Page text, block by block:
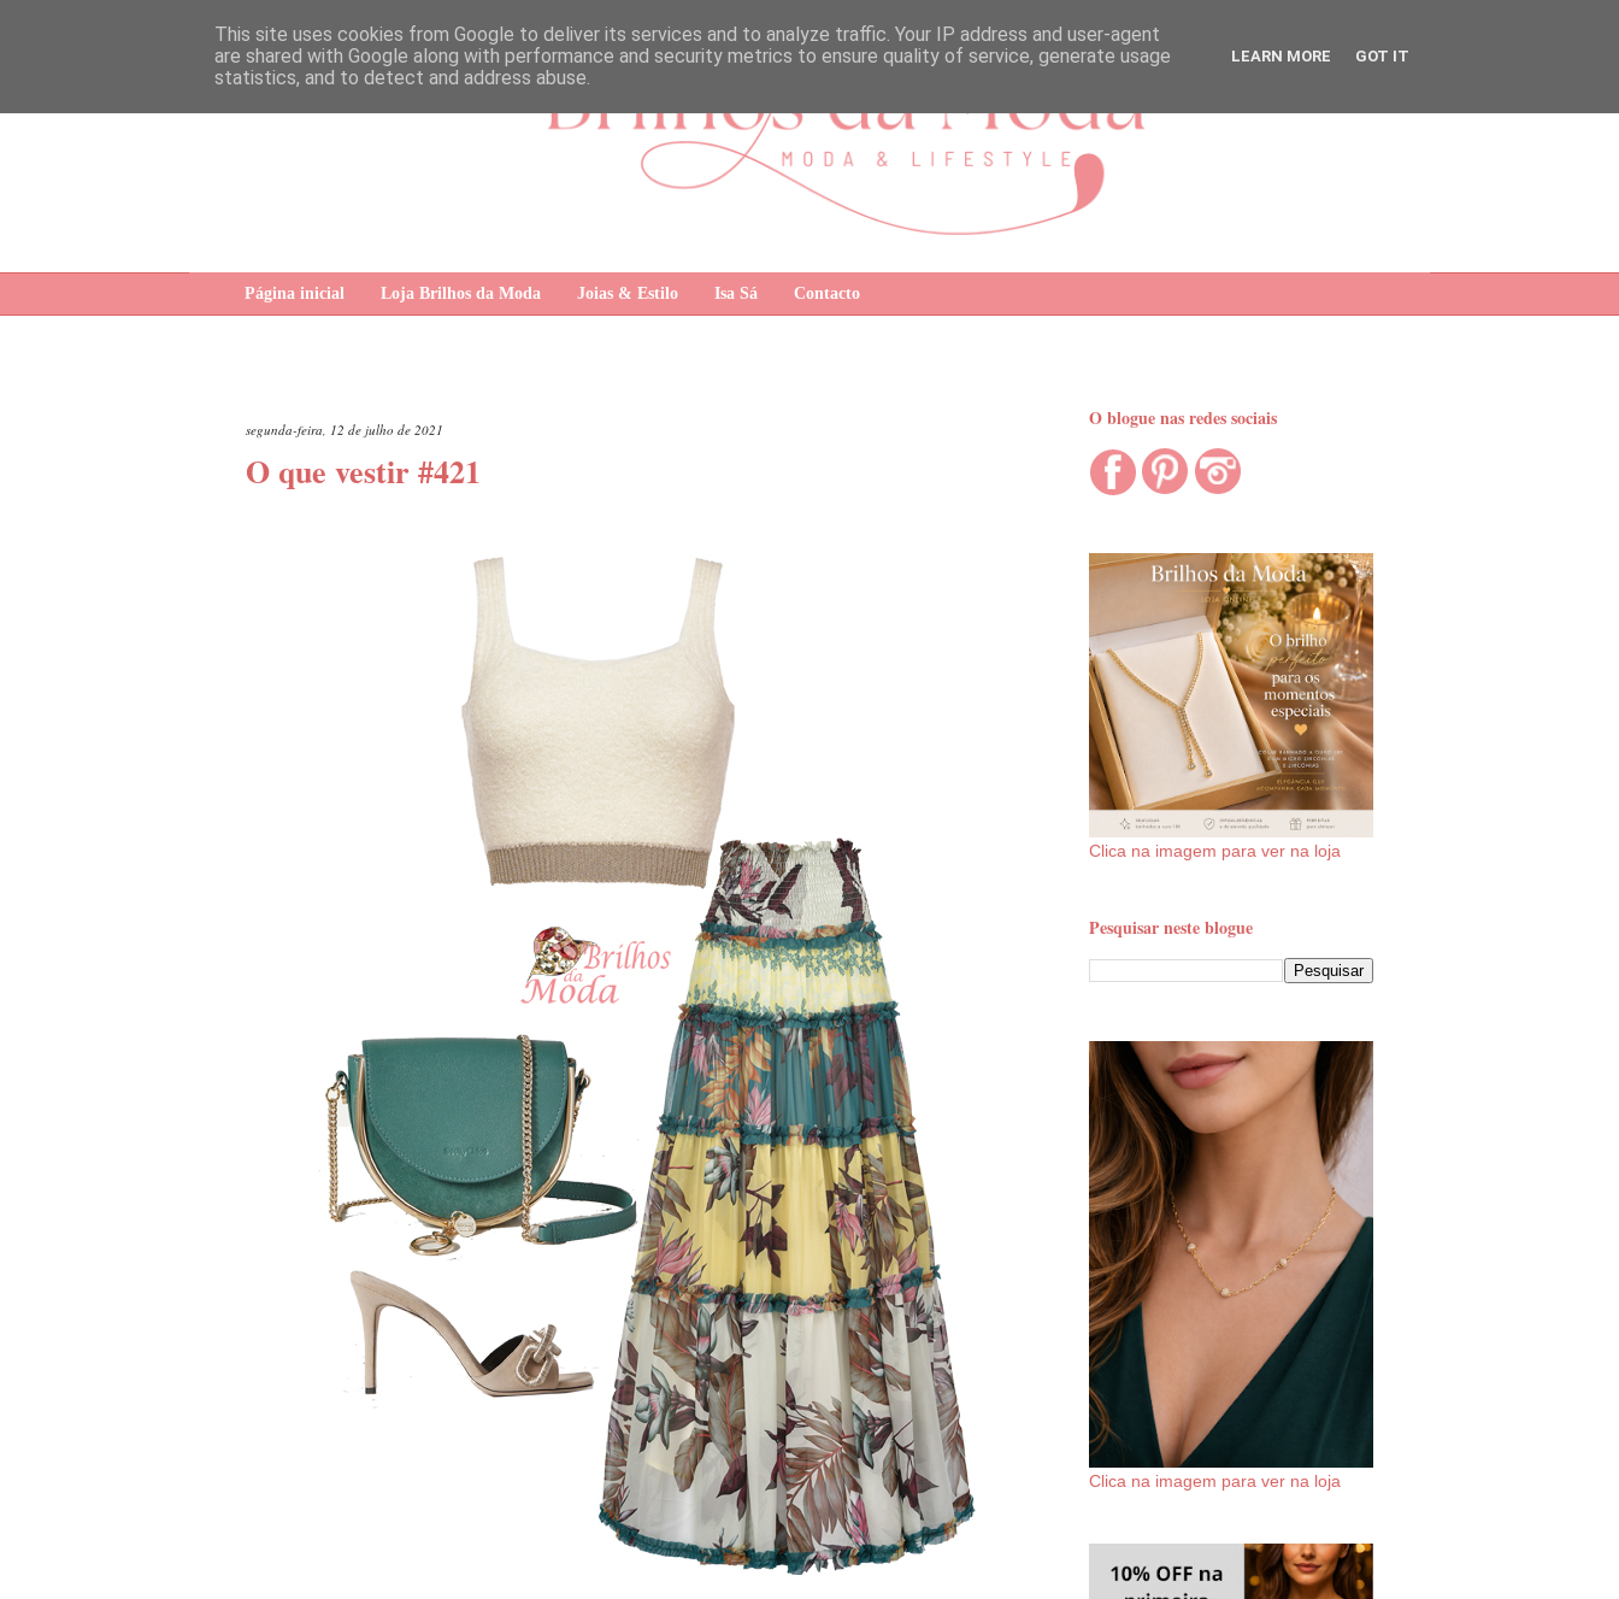
Página inicial Loja Brilhos da Moda Joias & Estilo Isa Sá Contacto
segunda-feira, 12 de julho de 2021
O que vestir #421
O blogue nas redes sociais
Clica na imagem para ver na loja
Pesquisar neste blogue
Clica na imagem para ver na loja
This site uses cookies from Google to deliver its services and to analyze traffic. Your IP address and user-agent
are shared with Google along with performance and security metrics to ensure quality of service, generate usage
statistics, and to detect and address abuse.
LEARN MORE GOT IT